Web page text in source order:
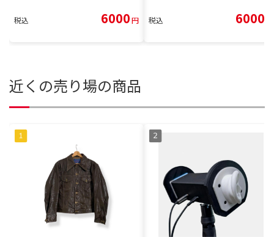
税込 6000円 税込 6000
近くの売り場の商品